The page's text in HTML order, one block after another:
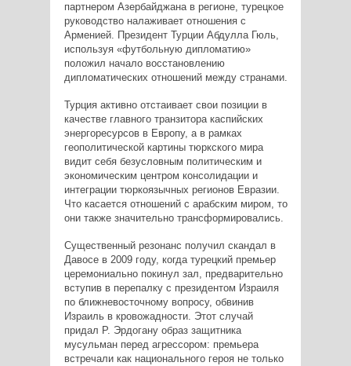
партнером Азербайджана в регионе, турецкое
руководство налаживает отношения с
Арменией. Президент Турции Абдулла Гюль,
используя «футбольную дипломатию»
положил начало восстановлению
дипломатических отношений между странами.
Турция активно отстаивает свои позиции в
качестве главного транзитора каспийских
энергоресурсов в Европу, а в рамках
геополитической картины тюркского мира
видит себя безусловным политическим и
экономическим центром консолидации и
интеграции тюркоязычных регионов Евразии.
Что касается отношений с арабским миром, то
они также значительно трансформировались.
Существенный резонанс получил скандал в
Давосе в 2009 году, когда турецкий премьер
церемониально покинул зал, предварительно
вступив в перепалку с президентом Израиля
по ближневосточному вопросу, обвинив
Израиль в кровожадности. Этот случай
придал Р. Эрдогану образ защитника
мусульман перед агрессором: премьера
встречали как национального героя не только